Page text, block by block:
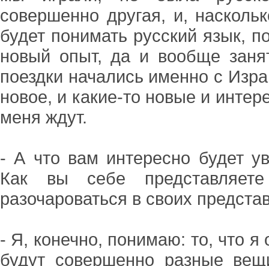
совершенно другая, и,
будет понимать русский язык,
новый опыт, да и вообще
поездки начались именно с
новое, и какие-то новые и
меня ждут.
- А что вам интересно будет
Как вы себе
разочароваться в своих
- Я, конечно, понимаю: то, что я
будут совершенно разные